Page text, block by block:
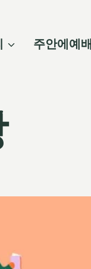
주안에예배